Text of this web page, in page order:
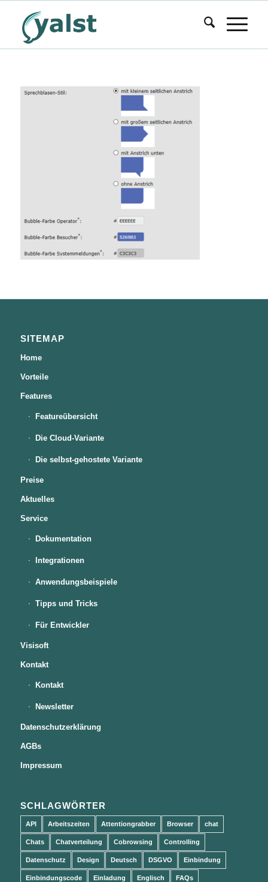
SITEMAP
Home
Vorteile
Features
Featureübersicht
Die Cloud-Variante
Die selbst-gehostete Variante
Preise
Aktuelles
Service
Dokumentation
Integrationen
Anwendungsbeispiele
Tipps und Tricks
Für Entwickler
Visisoft
Kontakt
Kontakt
Newsletter
Datenschutzerklärung
AGBs
Impressum
SCHLAGWÖRTER
API Arbeitszeiten Attentiongrabber Browser chat
Chats Chatverteilung Cobrowsing Controlling
Datenschutz Design Deutsch DSGVO Einbindung
Einbindungscode Einladung Englisch FAQs